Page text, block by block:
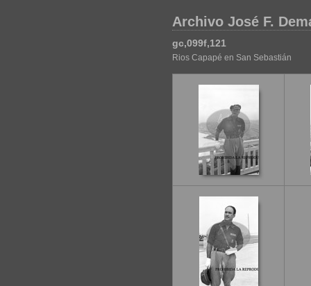
Archivo José F.
gc,099f,121
Rios Capapé en San Sebastián